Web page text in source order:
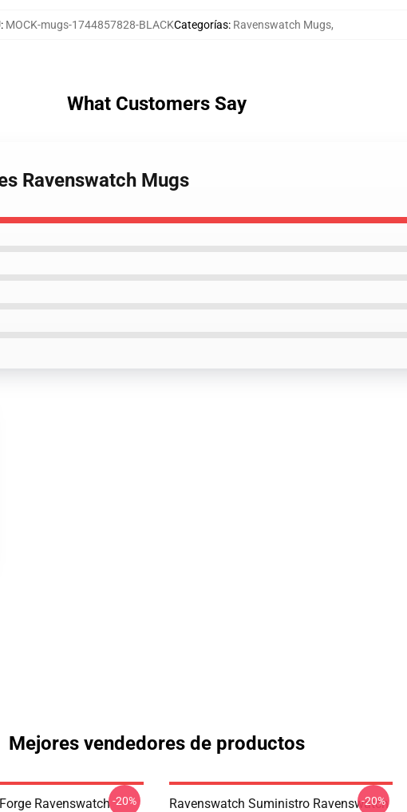
: MOCK-mugs-1744857828-BLACKCategorías: Ravenswatch Mugs,
What Customers Say
Ravenswatch Mugs
Mejores vendedores de productos
Ravenswatch-20%
Ravenswatch Suministro Ravenswatch
-20%